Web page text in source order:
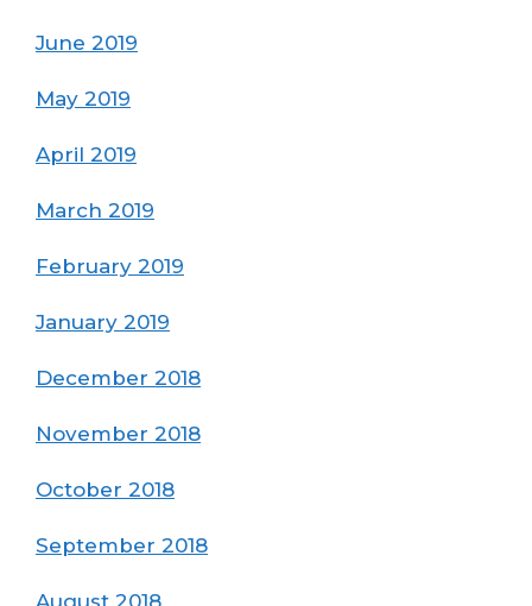
June 2019
May 2019
April 2019
March 2019
February 2019
January 2019
December 2018
November 2018
October 2018
September 2018
August 2018